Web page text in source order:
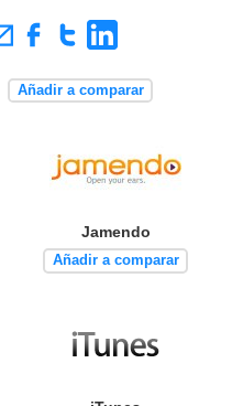
Añadir a comparar
Jamendo
Añadir a comparar